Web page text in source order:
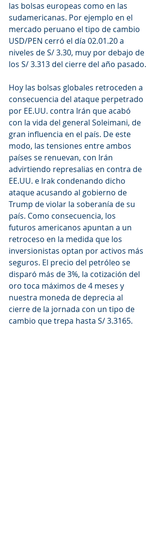
las bolsas europeas como en las
sudamericanas. Por ejemplo en el
mercado peruano el tipo de cambio
USD/PEN cerró el día 02.01.20 a
niveles de S/ 3.30, muy por debajo de
los S/ 3.313 del cierre del año pasado.
Hoy las bolsas globales retroceden a
consecuencia del ataque perpetrado
por EE.UU. contra Irán que acabó
con la vida del general Soleimani, de
gran influencia en el país. De este
modo, las tensiones entre ambos
países se renuevan, con Irán
advirtiendo represalias en contra de
EE.UU. e Irak condenando dicho
ataque acusando al gobierno de
Trump de violar la soberanía de su
país. Como consecuencia, los
futuros americanos apuntan a un
retroceso en la medida que los
inversionistas optan por activos más
seguros. El precio del petróleo se
disparó más de 3%, la cotización del
oro toca máximos de 4 meses y
nuestra moneda de deprecia al
cierre de la jornada con un tipo de
cambio que trepa hasta S/ 3.3165.